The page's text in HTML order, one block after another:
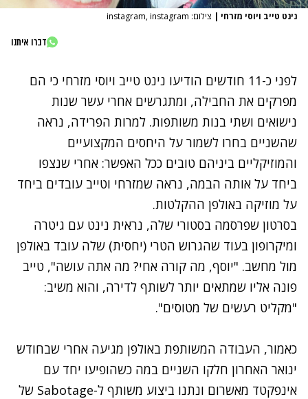
נינט טייב ויוסי מזרחי | צילום: instagram, instagram
דברו איתנו
לפני כ-11 חודשים הודיעו נינט טייב ויוסי מזרחי כי הם
מפרקים את החבילה, ומתגרשים אחרי עשר שנות
נישואים ושתי בנות משותפות. למרות הפרידה, נראה
שהשניים בחרו לשמור על היחסים המקצועיים
והמוזיקליים ביניהם טובים ככל האפשר: אחרי שנצפו
ביחד על אותה הבמה, נראה שמזרחי וטייב עובדים ביחד
על מוזיקה באולפן ההקלטות.
בסרטון שפרסמה בסטורי שלה, נראית נינט עם גיטרה
ומיקרופון בעוד שהגרוש הטרי (יחסית) שלה עובד באולפן
מול מחשב. "יוסף, מה קורה אחי? מה אתה עושה", טייב
פונה אליו שמתאים יותר לשותף לדירה, והוא משיב:
"מקליט רעשים של מטוסים".
נתקלנו בבעיה
נסה שוב
כאמור, העבודה המשותפת באולפן מגיעה אחרי שבחודש
ינואר האחרון חלקו השניים במה כשהופיעו יחד עם
אינפקטד מאשרום ונתנו ביצוע משותף ל-Sabotage של